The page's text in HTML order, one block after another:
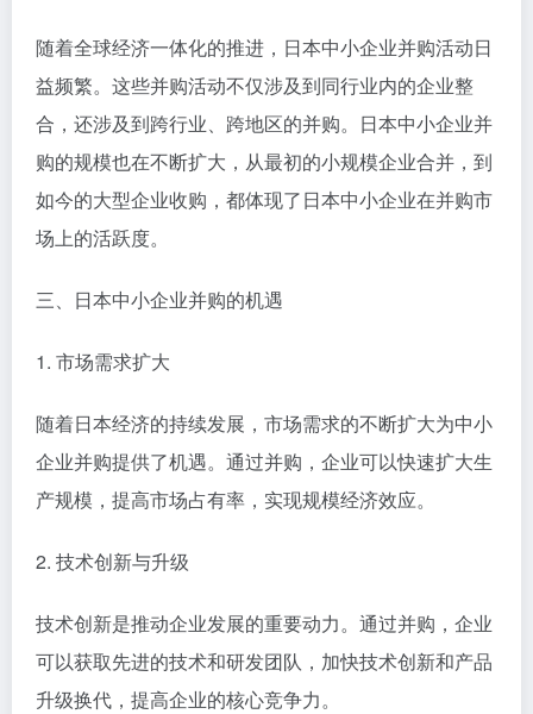
随着全球经济一体化的推进，日本中小企业并购活动日
益频繁。这些并购活动不仅涉及到同行业内的企业整
合，还涉及到跨行业、跨地区的并购。日本中小企业并
购的规模也在不断扩大，从最初的小规模企业合并，到
如今的大型企业收购，都体现了日本中小企业在并购市
场上的活跃度。
三、日本中小企业并购的机遇
1. 市场需求扩大
随着日本经济的持续发展，市场需求的不断扩大为中小
企业并购提供了机遇。通过并购，企业可以快速扩大生
产规模，提高市场占有率，实现规模经济效应。
2. 技术创新与升级
技术创新是推动企业发展的重要动力。通过并购，企业
可以获取先进的技术和研发团队，加快技术创新和产品
升级换代，提高企业的核心竞争力。